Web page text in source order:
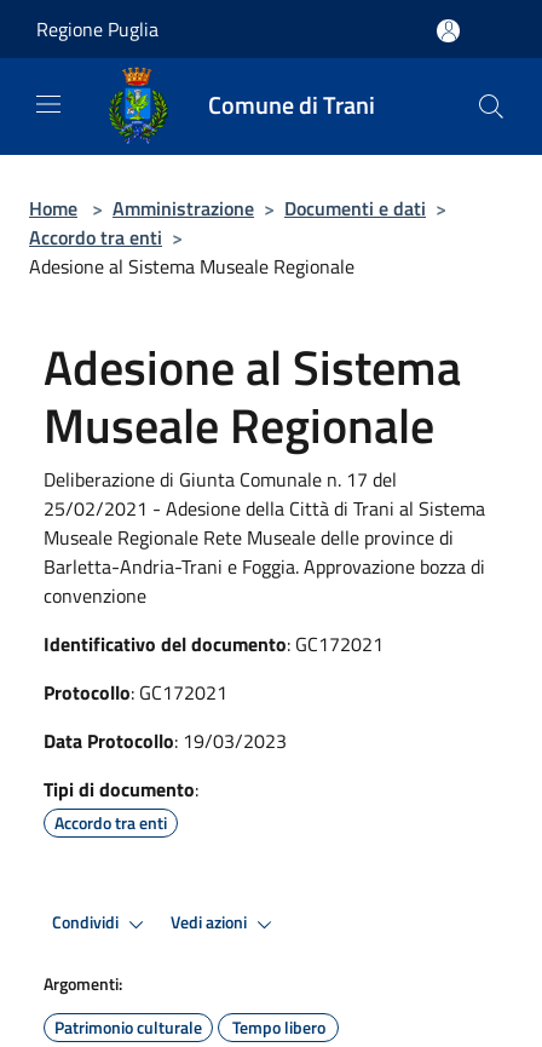
Regione Puglia
Comune di Trani
Home > Amministrazione > Documenti e dati >
Accordo tra enti >
Adesione al Sistema Museale Regionale
Adesione al Sistema
Museale Regionale
Deliberazione di Giunta Comunale n. 17 del
25/02/2021 - Adesione della Città di Trani al Sistema
Museale Regionale Rete Museale delle province di
Barletta-Andria-Trani e Foggia. Approvazione bozza di
convenzione
Identificativo del documento: GC172021
Protocollo: GC172021
Data Protocollo: 19/03/2023
Tipi di documento:
Accordo tra enti
Condividi Vedi azioni
Argomenti:
Patrimonio culturale
Tempo libero